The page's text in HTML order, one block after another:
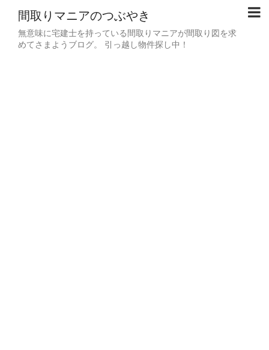
間取りマニアのつぶやき
無意味に宅建士を持っている間取りマニアが間取り図を求
めてさまようブログ。 引っ越し物件探し中！